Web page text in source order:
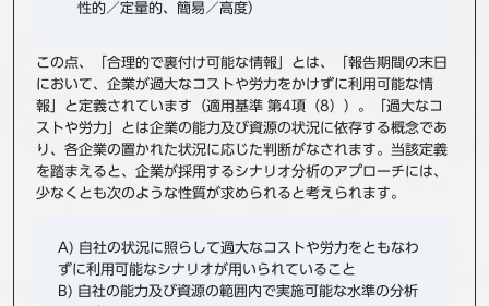
性的／定量的、簡易／高度）
この点、「合理的で裏付け可能な情報」とは、「報告期間の末日
において、企業が過大なコストや労力をかけずに利用可能な情
報」と定義されています（適用基準 第4項（8））。「過大なコ
ストや労力」とは企業の能力及び資源の状況に依存する概念であ
り、各企業の置かれた状況に応じた判断がなされます。当該定義
を踏まえると、企業が採用するシナリオ分析のアプローチには、
少なくとも次のような性質が求められると考えられます。
A) 自社の状況に照らして過大なコストや労力をともなわ
ずに利用可能なシナリオが用いられていること
B) 自社の能力及び資源の範囲内で実施可能な水準の分析